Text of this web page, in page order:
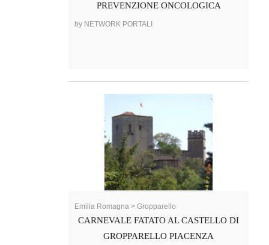
PREVENZIONE ONCOLOGICA
by NETWORK PORTALI
Emilia Romagna > Gropparello
CARNEVALE FATATO AL CASTELLO DI
GROPPARELLO PIACENZA